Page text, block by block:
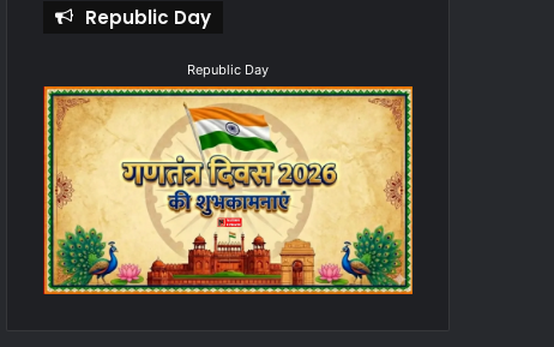
Republic Day
Republic Day